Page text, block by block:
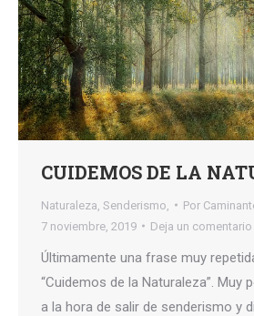
CUIDEMOS DE LA
Naturaleza Senderismo, Por
7 noviembre, 2019
Deja un comentario
Últimamente una frase muy
“Cuidemos de la Naturaleza”. Muy
a la hora de salir de senderismo y